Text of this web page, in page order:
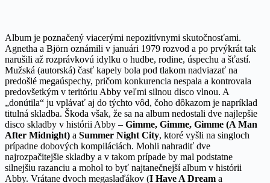
Album je poznačený viacerými nepozitívnymi skutočnosťami.
Agnetha a Björn oznámili v januári 1979 rozvod a po prvýkrát tak
narušili až rozprávkovú idylku o hudbe, rodine, úspechu a šťastí.
Mužská (autorská) časť kapely bola pod tlakom nadviazať na
predošlé megaúspechy, pričom konkurencia nespala a kontrovala
predovšetkým v teritóriu Abby veľmi silnou disco vlnou. A
„donútila“ ju vplávať aj do týchto vôd, čoho dôkazom je napríklad
titulná skladba. Škoda však, že sa na album nedostali dve najlepšie
disco skladby v histórii Abby – Gimme, Gimme, Gimme (A Man
After Midnight) a Summer Night City, ktoré vyšli na singloch
prípadne dobových kompiláciách. Mohli nahradiť dve
najrozpačitejšie skladby a v takom prípade by mal podstatne
silnejšiu razanciu a mohol to byť najtanečnejší album v histórii
Abby. Vrátane dvoch megaslaďákov (I Have A Dream a